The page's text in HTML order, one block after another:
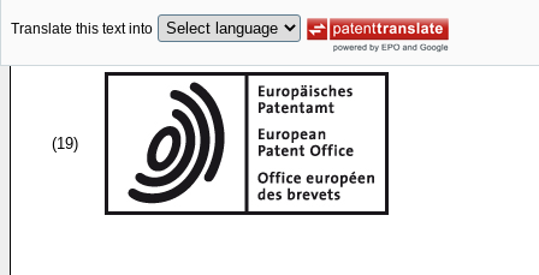
Translate this text into
(19)